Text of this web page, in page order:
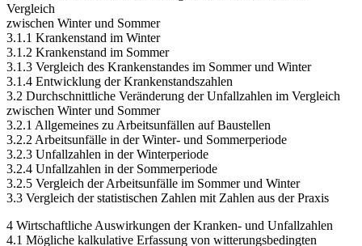
3 Krankheits- und Unfallzahlen in der Winter- und Sommerperiode
3.1 Durchschnittliche Veränderung des Krankenstandes im
Vergleich
zwischen Winter und Sommer
3.1.1 Krankenstand im Winter
3.1.2 Krankenstand im Sommer
3.1.3 Vergleich des Krankenstandes im Sommer und Winter
3.1.4 Entwicklung der Krankenstandszahlen
3.2 Durchschnittliche Veränderung der Unfallzahlen im Vergleich
zwischen Winter und Sommer
3.2.1 Allgemeines zu Arbeitsunfällen auf Baustellen
3.2.2 Arbeitsunfälle in der Winter- und Sommerperiode
3.2.3 Unfallzahlen in der Winterperiode
3.2.4 Unfallzahlen in der Sommerperiode
3.3 Vergleich der statistischen Zahlen mit Zahlen aus der Praxis